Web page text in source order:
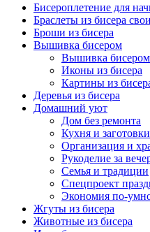
Бисероплетение для
Браслеты из бисера
Броши из бисера
Вышивка бисером
Вышивка
Иконы из бисера
Картины из
Деревья из бисера
Домашний уют
Дом без ремонта
Кухня и заготовки
Организация и
Рукоделие за
Семья и традиции
Спецпроект
Экономия по-
Жгуты из бисера
Животные из бисера